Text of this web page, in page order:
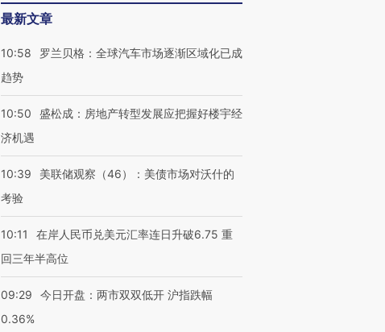
最新文章
10:58
罗兰贝格：全球汽车市场逐渐区域化已成
趋势
10:50
盛松成：房地产转型发展应把握好楼宇经
济机遇
10:39
美联储观察（46）：美债市场对沃什的
考验
10:11
在岸人民币兑美元汇率连日升破6.75 重
回三年半高位
09:29
今日开盘：两市双双低开 沪指跌幅
0.36%